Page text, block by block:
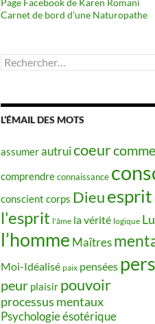
Page Facebook de Karen Romani
Carnet de bord d’une Naturopathe
Rechercher :
L’ÉMAIL DES MOTS
assumerautruicoeur
comprendreconnaissance
conscient corps Dieuesprit
l'esprit l'âme la vérité logique
l’homme Maîtres
Moi-Idéalisé paix pensées
peur plaisir pouvoir
processus mentaux
Psychologie ésotérique